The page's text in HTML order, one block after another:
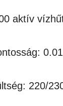
aktív
220/